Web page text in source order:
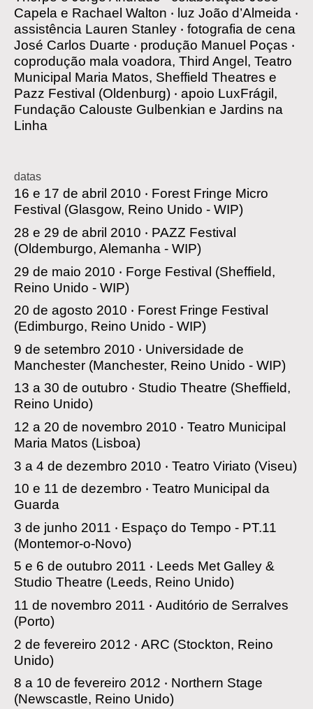
Capela e Rachael Walton ‧ luz João d’Almeida ‧
assistência Lauren Stanley ‧ fotografia de cena
José Carlos Duarte ‧ produção Manuel Poças ‧
coprodução mala voadora, Third Angel, Teatro
Municipal Maria Matos, Sheffield Theatres e
Pazz Festival (Oldenburg) ‧ apoio LuxFrágil,
Fundação Calouste Gulbenkian e Jardins na
Linha
datas
16 e 17 de abril 2010 ‧ Forest Fringe Micro
Festival (Glasgow, Reino Unido - WIP)
28 e 29 de abril 2010 ‧ PAZZ Festival
(Oldemburgo, Alemanha - WIP)
29 de maio 2010 ‧ Forge Festival (Sheffield,
Reino Unido - WIP)
20 de agosto 2010 ‧ Forest Fringe Festival
(Edimburgo, Reino Unido - WIP)
9 de setembro 2010 ‧ Universidade de
Manchester (Manchester, Reino Unido - WIP)
13 a 30 de outubro ‧ Studio Theatre (Sheffield,
Reino Unido)
12 a 20 de novembro 2010 ‧ Teatro Municipal
Maria Matos (Lisboa)
3 a 4 de dezembro 2010 ‧ Teatro Viriato (Viseu)
10 e 11 de dezembro ‧ Teatro Municipal da
Guarda
3 de junho 2011 ‧ Espaço do Tempo - PT.11
(Montemor-o-Novo)
5 e 6 de outubro 2011 ‧ Leeds Met Galley &
Studio Theatre (Leeds, Reino Unido)
11 de novembro 2011 ‧ Auditório de Serralves
(Porto)
2 de fevereiro 2012 ‧ ARC (Stockton, Reino
Unido)
8 a 10 de fevereiro 2012 ‧ Northern Stage
(Newscastle, Reino Unido)